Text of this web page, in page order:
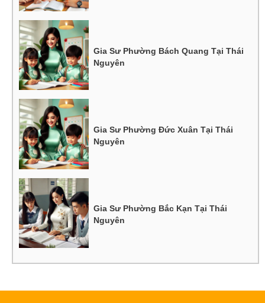
Gia Sư Phường Bách Quang Tại Thái
Nguyên
Gia Sư Phường Đức Xuân Tại Thái
Nguyên
Gia Sư Phường Bắc Kạn Tại Thái
Nguyên